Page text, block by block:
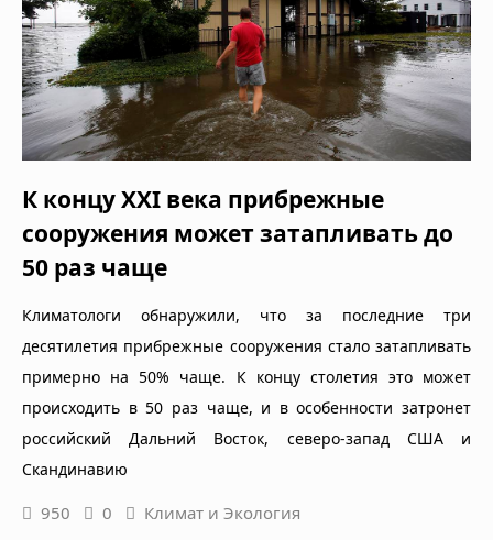
К концу XXI века прибрежные
сооружения может затапливать до
50 раз чаще
Климатологи обнаружили, что за последние три
десятилетия прибрежные сооружения стало затапливать
примерно на 50% чаще. К концу столетия это может
происходить в 50 раз чаще, и в особенности затронет
российский Дальний Восток, северо-запад США и
Скандинавию
950 0 Климат и Экология